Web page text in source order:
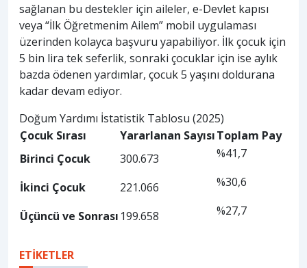
sağlanan bu destekler için aileler, e-Devlet kapısı
veya “İlk Öğretmenim Ailem” mobil uygulaması
üzerinden kolayca başvuru yapabiliyor. İlk çocuk için
5 bin lira tek seferlik, sonraki çocuklar için ise aylık
bazda ödenen yardımlar, çocuk 5 yaşını doldurana
kadar devam ediyor.
Doğum Yardımı İstatistik Tablosu (2025)
Çocuk Sırası
Yararlanan SayısıToplam Pay
Birinci Çocuk
300.673 %41,7
İkinci Çocuk 221.066 %30,6
Üçüncü ve Sonrası 199.658 %27,7
ETİKETLER